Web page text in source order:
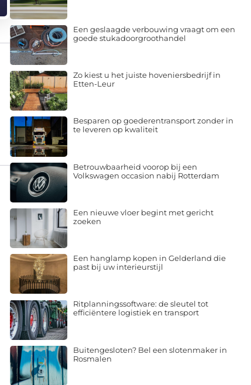
Een geslaagde verbouwing vraagt om een
goede stukadoorgroothandel
Zo kiest u het juiste hoveniersbedrijf in
Etten-Leur
Besparen op goederentransport zonder in
te leveren op kwaliteit
Betrouwbaarheid voorop bij een
Volkswagen occasion nabij Rotterdam
Een nieuwe vloer begint met gericht
zoeken
Een hanglamp kopen in Gelderland die
past bij uw interieurstijl
Ritplanningssoftware: de sleutel tot
efficiëntere logistiek en transport
Buitengesloten? Bel een slotenmaker in
Rosmalen